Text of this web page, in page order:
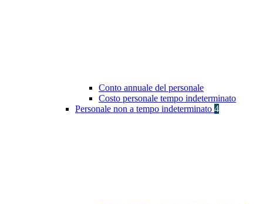
Conto annuale del personale
Costo personale tempo indeterminato
Personale non a tempo indeterminato 4